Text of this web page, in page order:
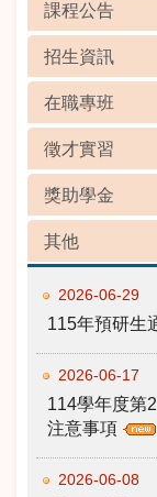
課程公告
招生資訊
在職專班
徵才實習
獎助學金
其他
2026-06-29
115年預研生
2026-06-17
114學年度第
注意事項
2026-06-08